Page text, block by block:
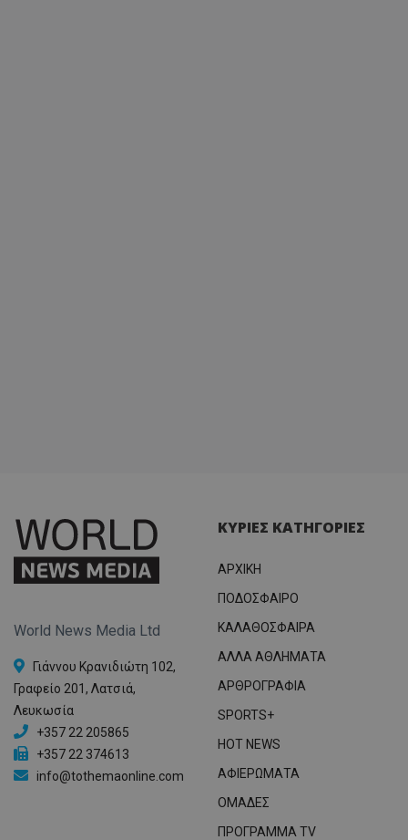
World News Media Ltd
Γιάννου Κρανιδιώτη 102,
Γραφείο 201, Λατσιά,
Λευκωσία
+357 22 205865
+357 22 374613
info@tothemaonline.com
ΚΥΡΙΕΣ ΚΑΤΗΓΟΡΙΕΣ
ΑΡΧΙΚΗ
ΠΟΔΟΣΦΑΙΡΟ
ΚΑΛΑΘΟΣΦΑΙΡΑ
ΑΛΛΑ ΑΘΛΗΜΑΤΑ
ΑΡΘΡΟΓΡΑΦΙΑ
SPORTS+
HOT NEWS
ΑΦΙΕΡΩΜΑΤΑ
ΟΜΑΔΕΣ
ΠΡΟΓΡΑΜΜΑ TV